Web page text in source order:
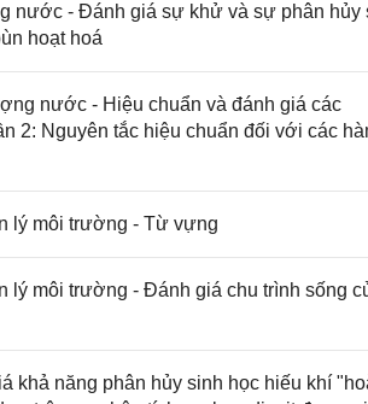
nước - Đánh giá sự khử và sự phân hủy
hoạt hoá
nước - Hiệu chuẩn và đánh giá các
2: Nguyên tắc hiệu chuẩn đối với các
lý môi trường - Từ vựng
lý môi trường - Đánh giá chu trình sống
khả năng phân hủy sinh học hiếu khí